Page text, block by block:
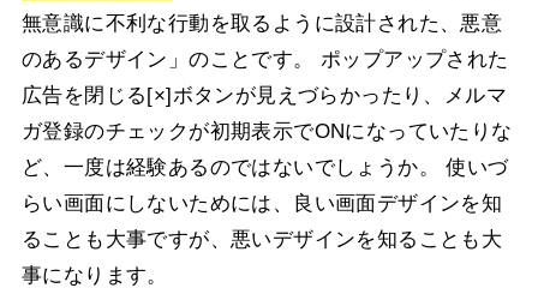
無意識に不利な行動を取るように設計された、悪意
のあるデザイン」のことです。 ポップアップされた
広告を閉じる[×]ボタンが見えづらかったり、メルマ
ガ登録のチェックが初期表示でONになっていたりな
ど、一度は経験あるのではないでしょうか。使いづ
らい画面にしないためには、良い画面デザインを知
ることも大事ですが、悪いデザインを知ることも大
事になります。